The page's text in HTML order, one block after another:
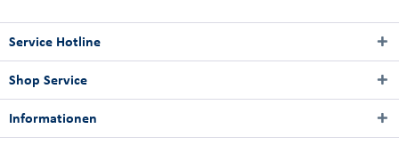
Service Hotline
Shop Service
Informationen